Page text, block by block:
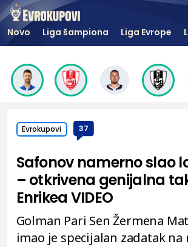
Novo Liga šampiona Liga Evrope
Evrokupovi 37
Safonov namerno slao
– otkrivena genijalna
Enrikea VIDEO
Golman Pari Sen Žermena
imao je specijalan zadatak na